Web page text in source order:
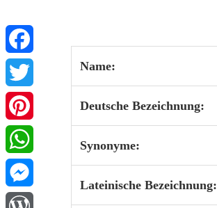
Name:
Deutsche Bezeichnung:
Synonyme:
Lateinische Bezeichnung:
Facebook
Twitter
Pinterest
WhatsApp
Messenger